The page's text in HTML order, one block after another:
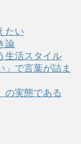
たい
論
生活スタイル
」で言葉が詰ま
の実態である